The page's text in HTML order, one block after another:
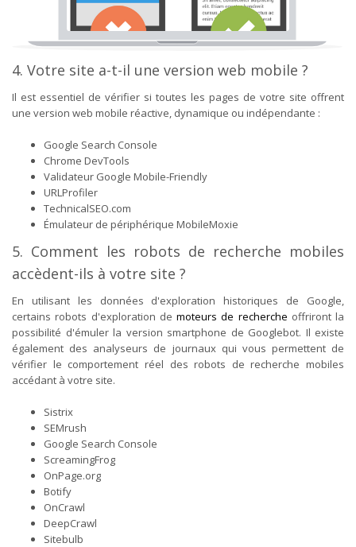
4. Votre site a-t-il une version web mobile ?
Il est essentiel de vérifier si toutes les pages de votre site offrent
une version web mobile réactive, dynamique ou indépendante :
Google Search Console
Chrome DevTools
Validateur Google Mobile-Friendly
URLProfiler
TechnicalSEO.com
Émulateur de périphérique MobileMoxie
5. Comment les robots de recherche mobiles
accèdent-ils à votre site ?
En utilisant les données d'exploration historiques de Google,
certains robots d'exploration de moteurs de recherche offriront la
possibilité d'émuler la version smartphone de Googlebot. Il existe
également des analyseurs de journaux qui vous permettent de
vérifier le comportement réel des robots de recherche mobiles
accédant à votre site.
Sistrix
SEMrush
Google Search Console
ScreamingFrog
OnPage.org
Botify
OnCrawl
DeepCrawl
Sitebulb